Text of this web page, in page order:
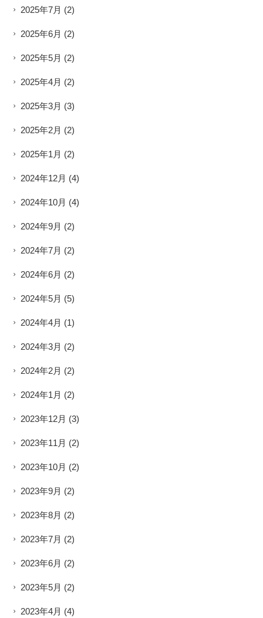
2025年7月 (2)
2025年6月 (2)
2025年5月 (2)
2025年4月 (2)
2025年3月 (3)
2025年2月 (2)
2025年1月 (2)
2024年12月 (4)
2024年10月 (4)
2024年9月 (2)
2024年7月 (2)
2024年6月 (2)
2024年5月 (5)
2024年4月 (1)
2024年3月 (2)
2024年2月 (2)
2024年1月 (2)
2023年12月 (3)
2023年11月 (2)
2023年10月 (2)
2023年9月 (2)
2023年8月 (2)
2023年7月 (2)
2023年6月 (2)
2023年5月 (2)
2023年4月 (4)